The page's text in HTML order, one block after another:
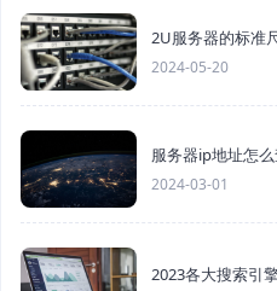
2U服务器的标准
2024-05-20
服务器ip地址怎
2024-03-01
2023各大搜索引